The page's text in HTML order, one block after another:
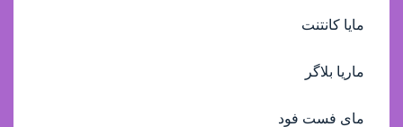
مایا کانتنت
ماریا بلاگر
مای فست فود